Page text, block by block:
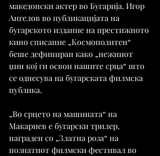
македонски актер во Бугарија. Игор
Ангелов во публикацијата на
бугарското издание на престижното
кино списание „Космополитен“
беше дефиниран како „нежниот
џин кој ги освои нашите срца“ што
се однесува на бугарската филмска
публика.
„Во срцето на машината“ на
Макариев е бугарски трилер,
награден со „Златна роза“ на
познатиот филмски фестивал во